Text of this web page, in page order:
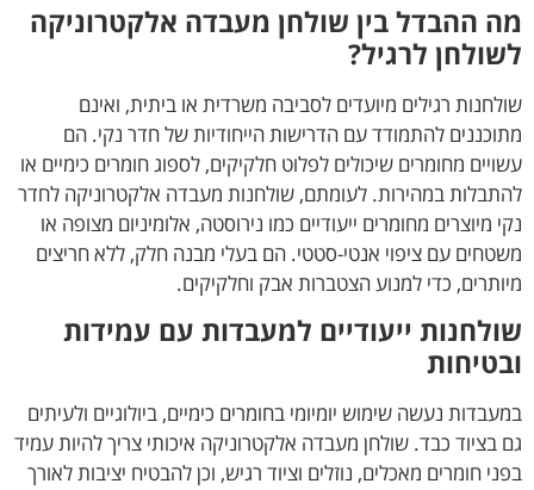
מה ההבדל בין שולחן מעבדה אלקטרוניקה
לשולחן לרגיל?
שולחנות רגילים מיועדים לסביבה משרדית או ביתית, ואינם
מתוכננים להתמודד עם הדרישות הייחודיות של חדר נקי. הם
עשויים מחומרים שיכולים לפלוט חלקיקים, לספוג חומרים כימיים או
להתבלות במהירות. לעומתם, שולחנות מעבדה אלקטרוניקה לחדר
נקי מיוצרים מחומרים ייעודיים כמו נירוסטה, אלומיניום מצופה או
משטחים עם ציפוי אנטי-סטטי. הם בעלי מבנה חלק, ללא חריצים
מיותרים, כדי למנוע הצטברות אבק וחלקיקים.
שולחנות ייעודיים למעבדות עם עמידות
ובטיחות
במעבדות נעשה שימוש יומיומי בחומרים כימיים, ביולוגיים ולעיתים
גם בציוד כבד. שולחן מעבדה אלקטרוניקה איכותי צריך להיות עמיד
בפני חומרים מאכלים, נוזלים וציוד רגיש, וכן להבטיח יציבות לאורך